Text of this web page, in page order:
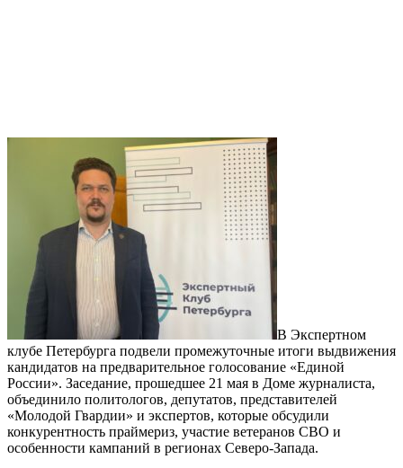
В Экспертном
клубе Петербурга подвели промежуточные итоги выдвижения
кандидатов на предварительное голосование «Единой
России». Заседание, прошедшее 21 мая в Доме журналиста,
объединило политологов, депутатов, представителей
«Молодой Гвардии» и экспертов, которые обсудили
конкурентность праймериз, участие ветеранов СВО и
особенности кампаний в регионах Северо-Запада.